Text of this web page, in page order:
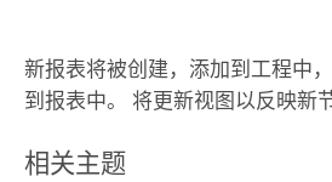
新报表将被创建，添加到工程中
到报表中。 将更新视图以反映新节
相关主题